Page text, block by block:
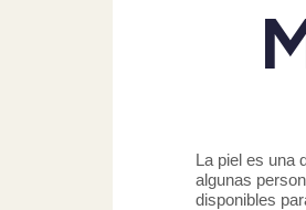
La piel es una
algunas
disponibles